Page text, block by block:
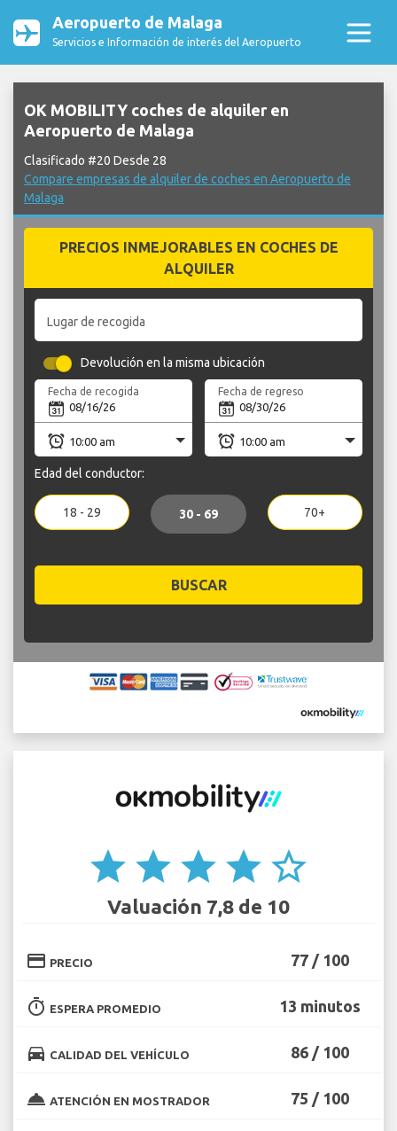
Aeropuerto de Malaga
Servicios e Información de interés del Aeropuerto
OK MOBILITY coches de alquiler en
Aeropuerto de Malaga
Clasificado #20 Desde 28
Compare empresas de alquiler de coches en Aeropuerto de
Malaga
PRECIOS INMEJORABLES EN COCHES DE
ALQUILER
Lugar de recogida
Devolución en la misma ubicación
Fecha de recogida Fecha de regreso
Edad del conductor:
18 - 29 30 - 69 70+
BUSCAR
star star star star star_border
Valuación 7,8 de 10
credit_card PRECIO 77 / 100
timer ESPERA PROMEDIO 13 minutos
directions_car CALIDAD DEL VEHÍCULO 86 / 100
room_service ATENCIÓN EN MOSTRADOR 75 / 100